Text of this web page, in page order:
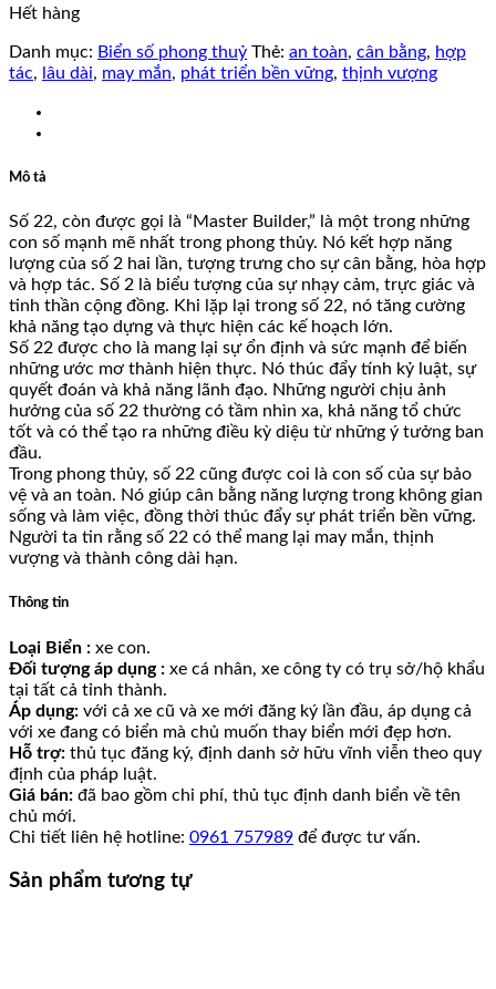
Hết hàng
Danh mục: Biển số phong thuỷ Thẻ: an toàn, cân bằng, hợp
tác, lâu dài, may mắn, phát triển bền vững, thịnh vượng
Mô tả
Số 22, còn được gọi là “Master Builder,” là một trong những
con số mạnh mẽ nhất trong phong thủy. Nó kết hợp năng
lượng của số 2 hai lần, tượng trưng cho sự cân bằng, hòa hợp
và hợp tác. Số 2 là biểu tượng của sự nhạy cảm, trực giác và
tinh thần cộng đồng. Khi lặp lại trong số 22, nó tăng cường
khả năng tạo dựng và thực hiện các kế hoạch lớn.
Số 22 được cho là mang lại sự ổn định và sức mạnh để biến
những ước mơ thành hiện thực. Nó thúc đẩy tính kỷ luật, sự
quyết đoán và khả năng lãnh đạo. Những người chịu ảnh
hưởng của số 22 thường có tầm nhìn xa, khả năng tổ chức
tốt và có thể tạo ra những điều kỳ diệu từ những ý tưởng ban
đầu.
Trong phong thủy, số 22 cũng được coi là con số của sự bảo
vệ và an toàn. Nó giúp cân bằng năng lượng trong không gian
sống và làm việc, đồng thời thúc đẩy sự phát triển bền vững.
Người ta tin rằng số 22 có thể mang lại may mắn, thịnh
vượng và thành công dài hạn.
Thông tin
Loại Biển : xe con.
Đối tượng áp dụng : xe cá nhân, xe công ty có trụ sở/hộ khẩu
tại tất cả tỉnh thành.
Áp dụng: với cả xe cũ và xe mới đăng ký lần đầu, áp dụng cả
với xe đang có biển mà chủ muốn thay biển mới đẹp hơn.
Hỗ trợ: thủ tục đăng ký, định danh sở hữu vĩnh viễn theo quy
định của pháp luật.
Giá bán: đã bao gồm chi phí, thủ tục định danh biển về tên
chủ mới.
Chi tiết liên hệ hotline: 0961 757989 để được tư vấn.
Sản phẩm tương tự